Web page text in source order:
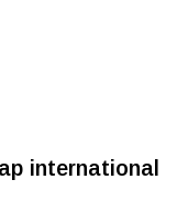
international